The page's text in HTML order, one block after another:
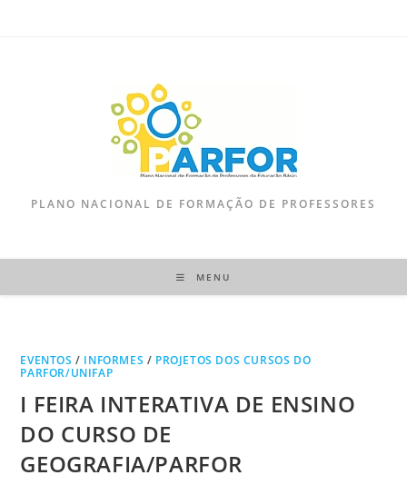
PLANO NACIONAL DE FORMAÇÃO DE PROFESSORES
MENU
EVENTOS / INFORMES / PROJETOS DOS CURSOS DO
PARFOR/UNIFAP
I FEIRA INTERATIVA DE ENSINO
DO CURSO DE
GEOGRAFIA/PARFOR